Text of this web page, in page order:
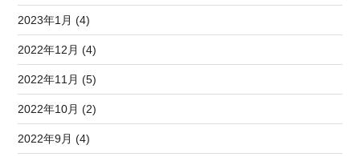
2023年1月 (4)
2022年12月 (4)
2022年11月 (5)
2022年10月 (2)
2022年9月 (4)